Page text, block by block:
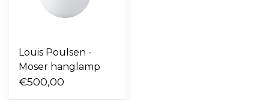
Louis Poulsen -
Moser hanglamp
€500,00